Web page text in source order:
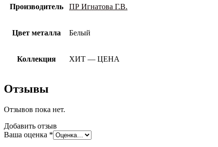
Производитель ПР Игнатова Г.В.
Цвет металла Белый
Коллекция ХИТ — ЦЕНА
Отзывы
Отзывов пока нет.
Добавить отзыв
Ваша оценка *